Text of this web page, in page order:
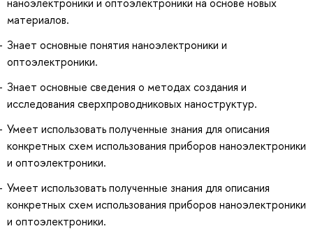
наноэлектроники и оптоэлектроники на основе новых
материалов.
Знает основные понятия наноэлектроники и
оптоэлектроники.
Знает основные сведения о методах создания и
исследования сверхпроводниковых наноструктур.
Умеет использовать полученные знания для описания
конкретных схем использования приборов наноэлектроники
и оптоэлектроники.
Умеет использовать полученные знания для описания
конкретных схем использования приборов наноэлектроники
и оптоэлектроники.